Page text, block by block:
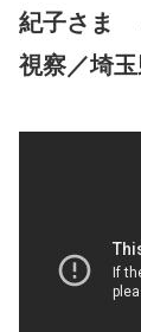
紀子さま
視察／埼